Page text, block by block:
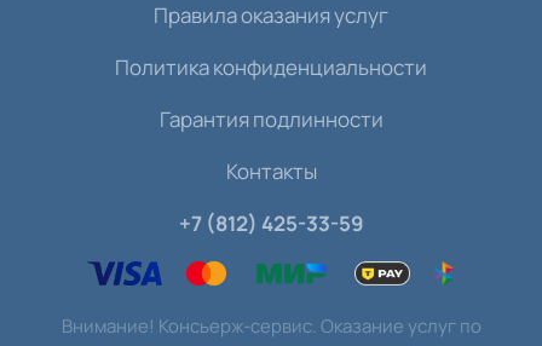
Правила оказания услуг
Политика конфиденциальности
Гарантия подлинности
Контакты
+7 (812) 425-33-59
Внимание! Консьерж-сервис. Оказание услуг по